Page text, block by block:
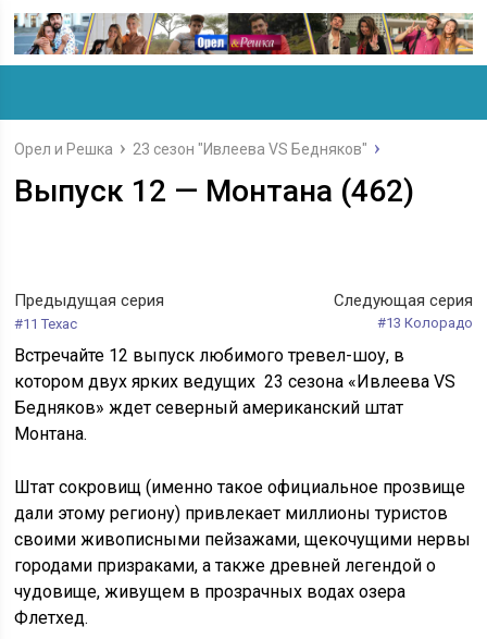
Орел и Решка 23 сезон "Ивлеева VS Бедняков"
Выпуск 12 — Монтана (462)
Предыдущая серия
#11 Техас
Следующая серия
#13 Колорадо
Встречайте 12 выпуск любимого тревел-шоу, в
котором двух ярких ведущих 23 сезона «Ивлеева VS
Бедняков» ждет северный американский штат
Монтана.
Штат сокровищ (именно такое официальное прозвище
дали этому региону) привлекает миллионы туристов
своими живописными пейзажами, щекочущими нервы
городами призраками, а также древней легендой о
чудовище, живущем в прозрачных водах озера
Флетхед.